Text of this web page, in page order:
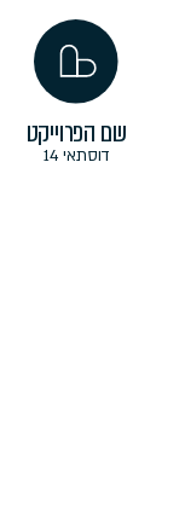
שם הפרוייקט
דוסתאי 14